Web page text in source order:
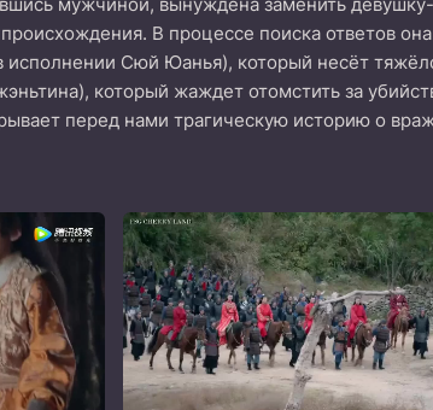
В процессе поиска ответов
исполнении Сюй Юанья), который несёт
который жаждет отомстить за
перед нами трагическую историю о